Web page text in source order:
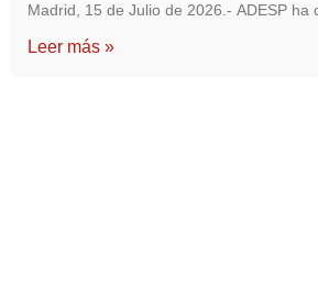
Madrid, 15 de Julio de 2026.- ADESP ha
Leer más »